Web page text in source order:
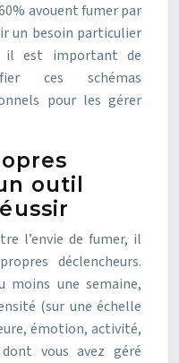
avouent fumer par
un besoin particulier
il est important de
ces schémas
pour les gérer
outil
l’envie de fumer, il
déclencheurs.
moins une semaine,
(sur une échelle
émotion, activité,
vous avez géré